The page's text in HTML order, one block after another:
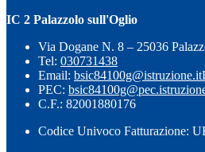
IC 2 Palazzolo sull'Oglio
Via Dogane N. 8 – 25036
Tel: 030731438
Email: bsic84100g@istruzione.it
PEC:
C.F.: 82001880176
Codice Univoco Fatturazione: